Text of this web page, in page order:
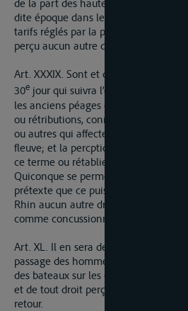
de la part des hautes parties
dite époque dans les lieux, suivant les
tarifs réglés par la présente
perçu aucun autre droit sur la
Art. XXXIX. Sont et demeureront
30e jour qui suivra l’échange des
les anciens péages du Rhin, mais
ou rétributions, connues sous les
ou autres qui affecteraient la
fleuve; et la percption ne pourra en
ce terme ou rétablie en quelque tems
Quiconque se permettrait, à quelque
prétexte que ce puissse être, de
Rhin aucun autre droit que celui
comme concussionnaire.
Art. XL. Il en sera de même de tout
passage des hommes et animaux
des bateaux sur les chemins de
et de tout droit perçu sur le dit
retour.